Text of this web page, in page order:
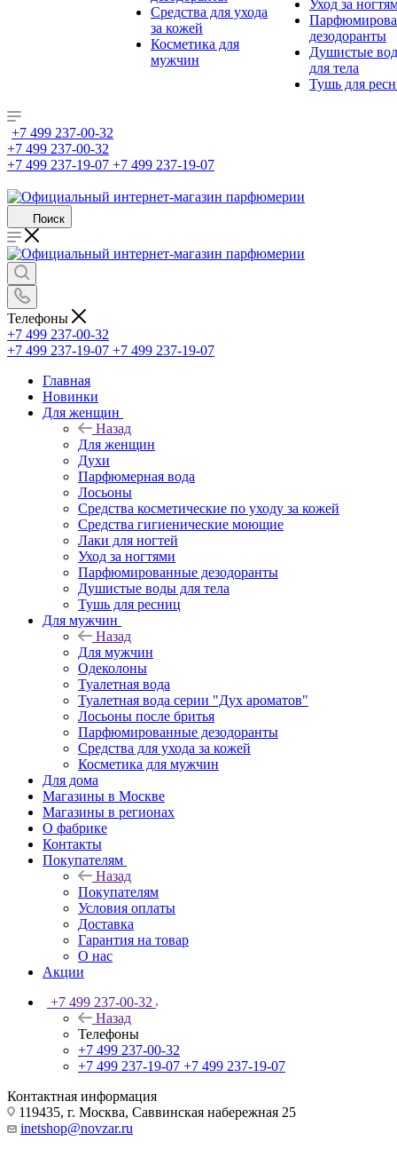
Средства для ухода
за кожей
Косметика для
мужчин
Уход за
дезодоранты
Душистые
для тела
Тушь для
+7 499 237-00-32
+7 499 237-00-32
+7 499 237-19-07 +7 499 237-19-07
Поиск
Телефоны
+7 499 237-00-32
+7 499 237-19-07 +7 499 237-19-07
Главная
Новинки
Для женщин
Назад
Для женщин
Духи
Парфюмерная вода
Лосьоны
Средства косметические по уходу за кожей
Средства гигиенические моющие
Лаки для ногтей
Уход за ногтями
Парфюмированные дезодоранты
Душистые воды для тела
Тушь для ресниц
Для мужчин
Назад
Для мужчин
Одеколоны
Туалетная вода
Туалетная вода серии "Дух ароматов"
Лосьоны после бритья
Парфюмированные дезодоранты
Средства для ухода за кожей
Косметика для мужчин
Для дома
Магазины в Москве
Магазины в регионах
О фабрике
Контакты
Покупателям
Назад
Покупателям
Условия оплаты
Доставка
Гарантия на товар
О нас
Акции
+7 499 237-00-32
Назад
Телефоны
+7 499 237-00-32
+7 499 237-19-07 +7 499 237-19-07
Контактная информация
119435, г. Москва, Саввинская набережная 25
inetshop@novzar.ru